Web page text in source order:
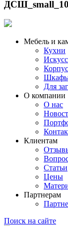
Мебель и
Кухни
Для
О компании
О нас
Клиентам
Статьи
Цены
Партнерам
Поиск на сайте